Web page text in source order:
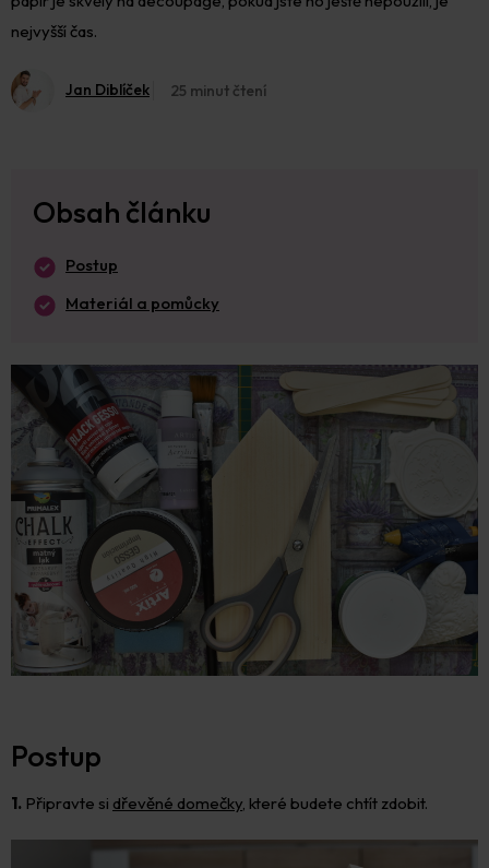
nejvyšší čas.
Jan Diblíček 25 minut čtení
Obsah článku
Postup
Materiál a pomůcky
Postup
1. Připravte si dřevěné domečky, které budete chtít zdobit.